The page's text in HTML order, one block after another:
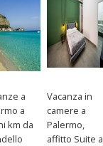
a
a
km da
Vacanza in
camere a
Palermo,
affitto Suite a